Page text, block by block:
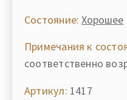
Состояние: Хорошее
Примечания к
соответственно
Артикул: 1417